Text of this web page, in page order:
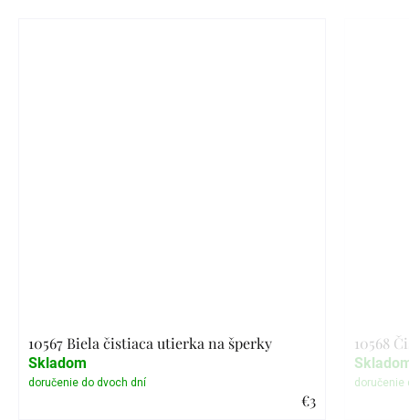
10567 Biela čistiaca utierka na šperky
€3
Skladom
10568